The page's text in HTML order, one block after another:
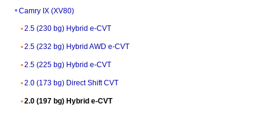
Camry IX (XV80)
2.5 (230 bg) Hybrid e-CVT
2.5 (232 bg) Hybrid AWD e-CVT
2.5 (225 bg) Hybrid e-CVT
2.0 (173 bg) Direct Shift CVT
2.0 (197 bg) Hybrid e-CVT